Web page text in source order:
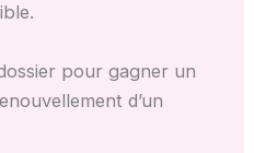
pour gagner un
d’un